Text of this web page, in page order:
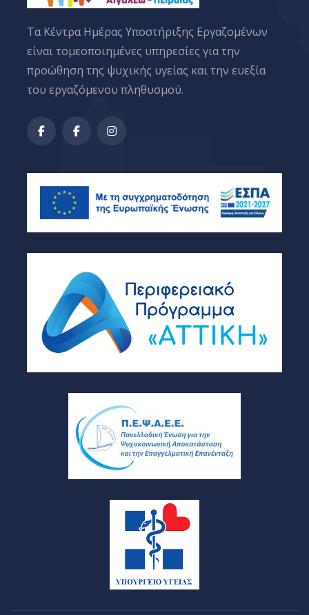
Tα Κέντρα Ημέρας Υποστήριξης Εργαζομένων
είναι τομεοποιημένες υπηρεσίες για την
προώθηση της ψυχικής υγείας και την ευεξία
του εργαζόμενου πληθυσμού.